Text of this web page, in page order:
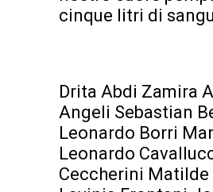
cinque litri di
Drita Abdi Zamira
Angeli Sebastian
Leonardo Borri
Leonardo
Ceccherini Matilde